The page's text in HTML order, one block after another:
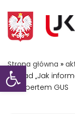
Otwórz
Strona główna »
Wykład „Jak
z ekspertem GUS